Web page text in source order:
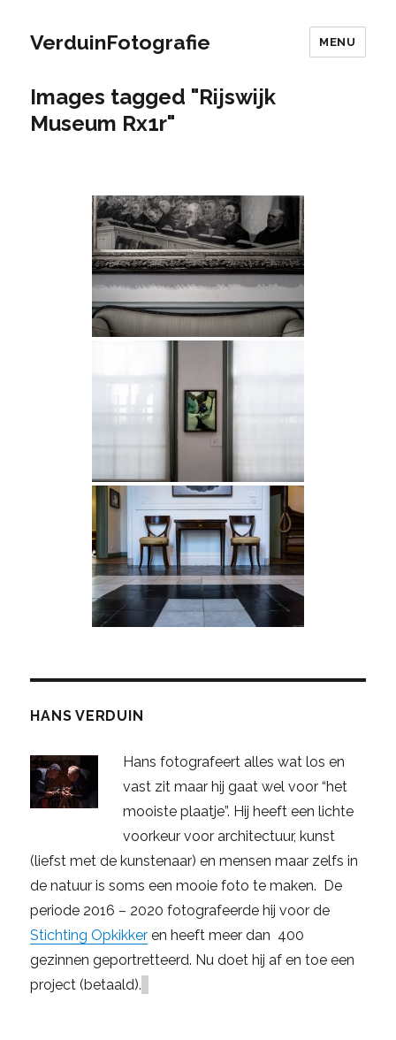
VerduinFotografie MENU
Images tagged "Rijswijk
Museum Rx1r"
HANS VERDUIN
Hans fotografeert alles wat los en
vast zit maar hij gaat wel voor “het
mooiste plaatje”. Hij heeft een lichte
voorkeur voor architectuur, kunst
(liefst met de kunstenaar) en mensen maar zelfs in
de natuur is soms een mooie foto te maken. De
periode 2016 – 2020 fotografeerde hij voor de
Stichting Opkikker en heeft meer dan 400
gezinnen geportretteerd. Nu doet hij af en toe een
project (betaald).